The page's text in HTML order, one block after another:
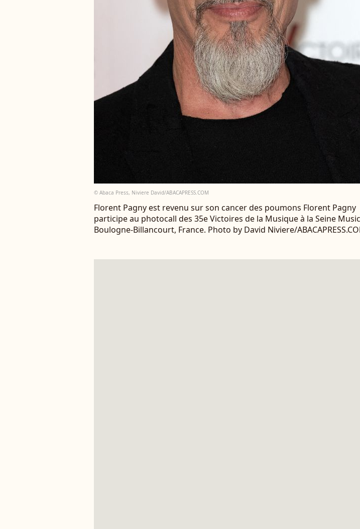
© Abaca Press, Niviere David/ABACAPRESS.COM
Florent Pagny est revenu sur son cancer des poumons Florent Pagny
participe au photocall des 35e Victoires de la Musique à la Seine
Boulogne-Billancourt, France. Photo by David Niviere/